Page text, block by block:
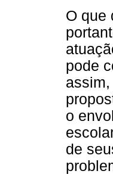
O que
pode
o
de